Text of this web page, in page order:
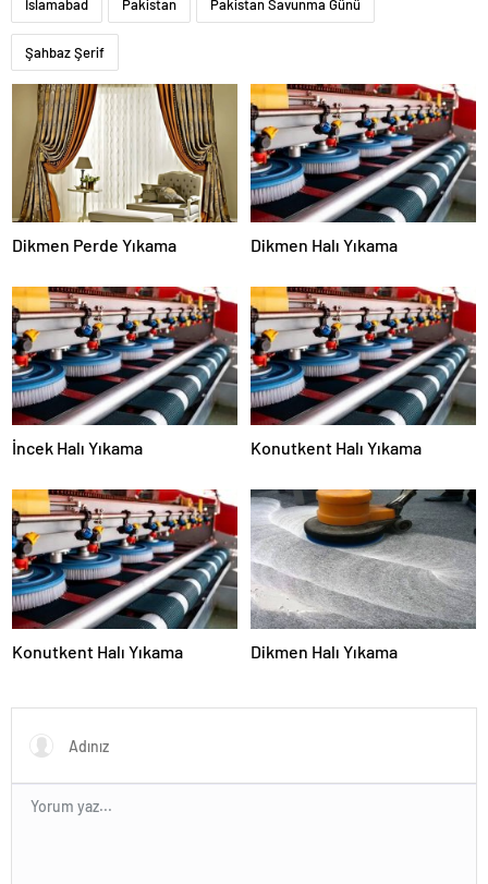
İslamabad Pakistan Pakistan Savunma Günü
Şahbaz Şerif
Dikmen Perde Yıkama Dikmen Halı Yıkama
İncek Halı Yıkama Konutkent Halı Yıkama
Konutkent Halı Yıkama Dikmen Halı Yıkama